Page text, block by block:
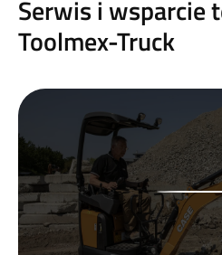
Serwis i wsparcie
Toolmex-Truck